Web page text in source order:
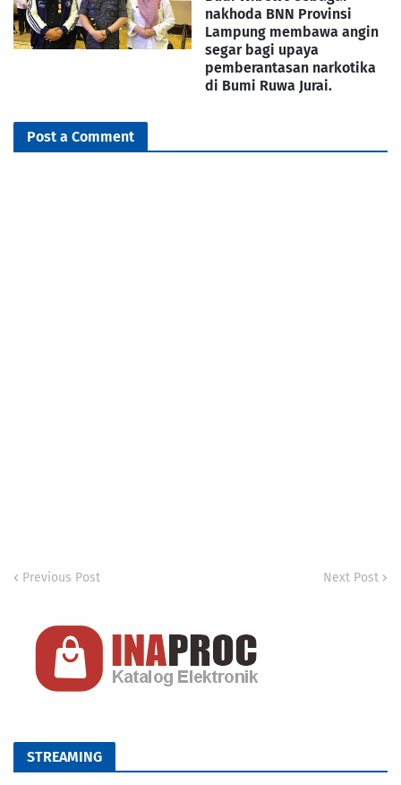
nakhoda BNN Provinsi
Lampung membawa angin
segar bagi upaya
pemberantasan narkotika
di Bumi Ruwa Jurai.
Post a Comment
Previous Post Next Post
STREAMING